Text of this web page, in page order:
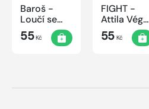
Baroš -
Loučí se
dravec
55Kč
FIGHT -
Attila Végh
vs. Karlos
Vémola
55Kč